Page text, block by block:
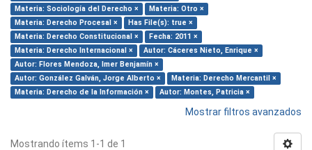
Materia: Sociología del Derecho ×
Materia: Otro ×
Materia: Derecho Procesal ×
Has File(s): true ×
Materia: Derecho Constitucional ×
Fecha: 2011 ×
Materia: Derecho Internacional ×
Autor: Cáceres Nieto, Enrique ×
Autor: Flores Mendoza, Imer Benjamín ×
Autor: González Galván, Jorge Alberto ×
Materia: Derecho Mercantil ×
Materia: Derecho de la Información ×
Autor: Montes, Patricia ×
Mostrar filtros avanzados
Mostrando ítems 1-1 de 1